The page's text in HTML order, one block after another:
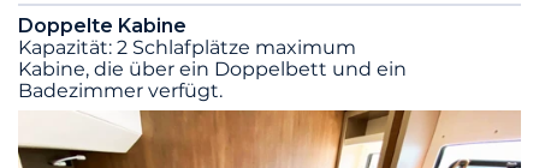
Doppelte Kabine
Kapazität: 2 Schlafplätze maximum
Kabine, die über ein Doppelbett und ein
Badezimmer verfügt.